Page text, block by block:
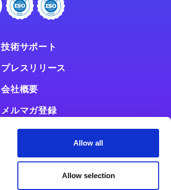
Allow all
Allow selection
技術サポート
プレスリリース
会社概要
メルマガ登録